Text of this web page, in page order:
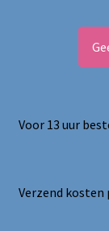
Voor 13 uur
Verzend kosten